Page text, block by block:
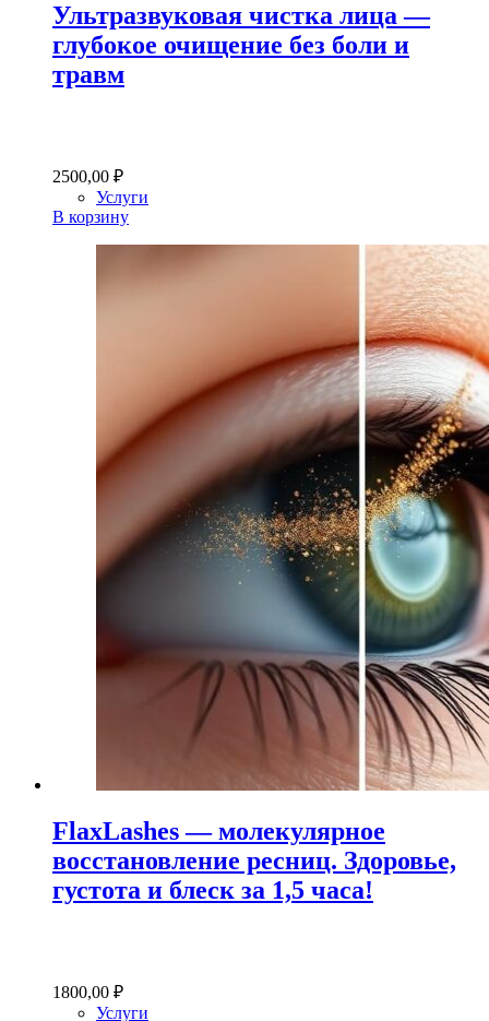
Ультразвуковая чистка лица —
глубокое очищение без боли и
травм
2500,00 ₽
Услуги
В корзину
FlaxLashes — молекулярное
восстановление ресниц. Здоровье,
густота и блеск за 1,5 часа!
1800,00 ₽
Услуги